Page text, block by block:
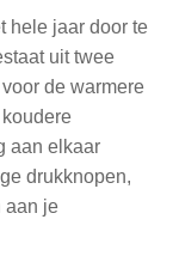
hele jaar door te
uit twee
de warmere
aan elkaar
drukknopen,
aan je